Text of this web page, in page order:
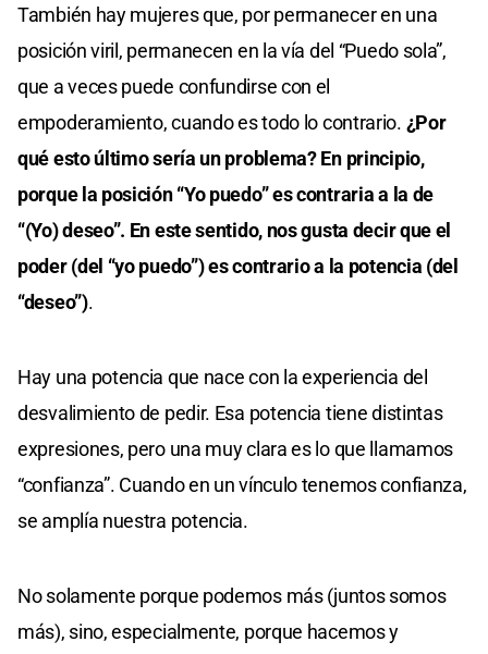
También hay mujeres que, por permanecer en una
posición viril, permanecen en la vía del “Puedo sola”,
que a veces puede confundirse con el
empoderamiento, cuando es todo lo contrario. ¿Por
qué esto último sería un problema? En principio,
porque la posición “Yo puedo” es contraria a la de
“(Yo) deseo”. En este sentido, nos gusta decir que el
poder (del “yo puedo”) es contrario a la potencia (del
“deseo”).
Hay una potencia que nace con la experiencia del
desvalimiento de pedir. Esa potencia tiene distintas
expresiones, pero una muy clara es lo que llamamos
“confianza”. Cuando en un vínculo tenemos confianza,
se amplía nuestra potencia.
No solamente porque podemos más (juntos somos
más), sino, especialmente, porque hacemos y